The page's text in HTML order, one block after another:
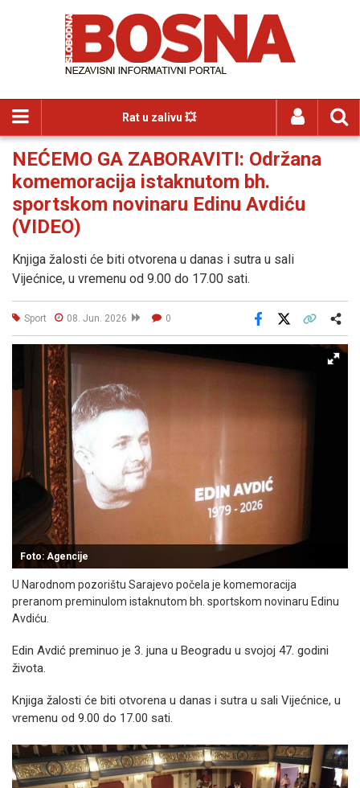
Rat u zalivu 💥
NEĆEMO GA ZABORAVITI: Održana
komemoracija istaknutom bh.
sportskom novinaru Edinu Avdiću
(VIDEO)
Knjiga žalosti će biti otvorena u danas i sutra u sali
Vijećnice, u vremenu od 9.00 do 17.00 sati.
Sport 08. Jun. 2026 0
Facebook
Foto: Agencije
U Narodnom pozorištu Sarajevo počela je komemoracija
preranom preminulom istaknutom bh. sportskom novinaru Edinu
Avdiću.
Edin Avdić preminuo je 3. juna u Beogradu u svojoj 47. godini
života.
Knjiga žalosti će biti otvorena u danas i sutra u sali Vijećnice, u
vremenu od 9.00 do 17.00 sati.